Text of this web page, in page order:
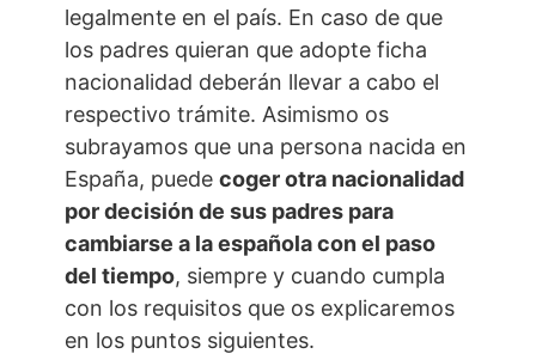
legalmente en el país. En caso de que
los padres quieran que adopte ficha
nacionalidad deberán llevar a cabo el
respectivo trámite. Asimismo os
subrayamos que una persona nacida en
España, puede coger otra nacionalidad
por decisión de sus padres para
cambiarse a la española con el paso
del tiempo, siempre y cuando cumpla
con los requisitos que os explicaremos
en los puntos siguientes.